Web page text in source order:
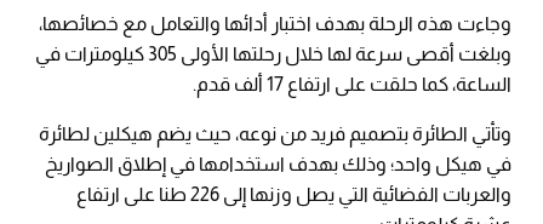
وجاءت هذه الرحلة بهدف اختبار أدائها والتعامل مع خصائصها،
وبلغت أقصى سرعة لها خلال رحلتها الأولى 305 كيلومترات في
الساعة، كما حلقت على ارتفاع 17 ألف قدم.
وتأتي الطائرة بتصميم فريد من نوعه، حيث يضم هيكلين لطائرة
في هيكل واحد؛ وذلك بهدف استخدامها في إطلاق الصواريخ
والعربات الفضائية التي يصل وزنها إلى 226 طنا على ارتفاع